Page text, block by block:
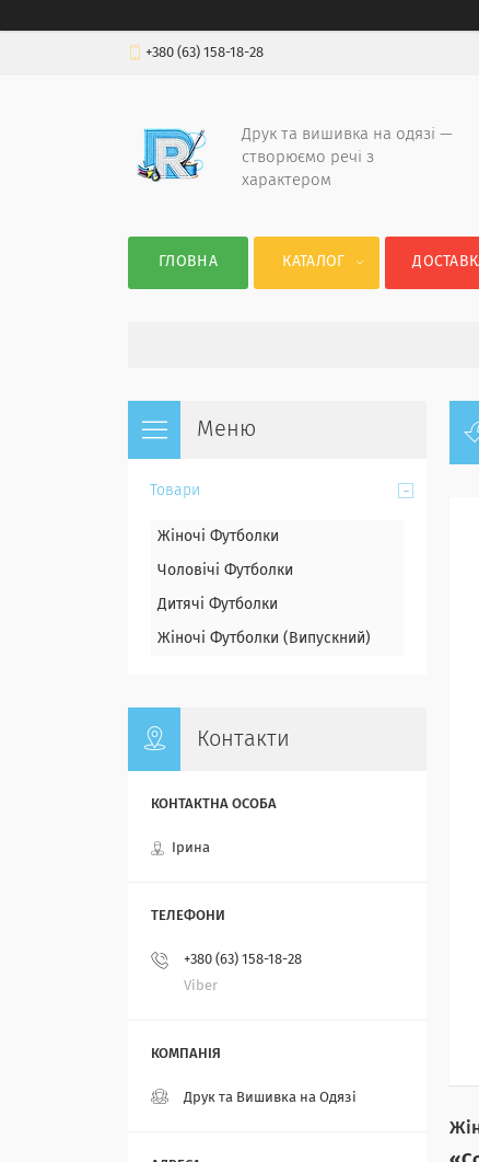
+380 (63) 158-18-28
Друк та вишивка на одязі —
створюємо речі з
характером
ГЛОВНА КАТАЛОГ
Товари
Жіночі Футболки
Чоловічі Футболки
Дитячі Футболки
Жіночі Футболки (Випускний)
Контакти
Ірина
+380 (63) 158-18-28
Viber
Друк та Вишивка на Одязі